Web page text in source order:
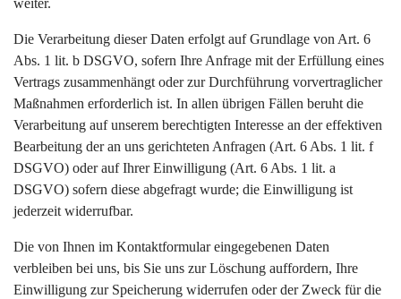
weiter.
Die Verarbeitung dieser Daten erfolgt auf Grundlage von Art. 6
Abs. 1 lit. b DSGVO, sofern Ihre Anfrage mit der Erfüllung eines
Vertrags zusammenhängt oder zur Durchführung vorvertraglicher
Maßnahmen erforderlich ist. In allen übrigen Fällen beruht die
Verarbeitung auf unserem berechtigten Interesse an der effektiven
Bearbeitung der an uns gerichteten Anfragen (Art. 6 Abs. 1 lit. f
DSGVO) oder auf Ihrer Einwilligung (Art. 6 Abs. 1 lit. a
DSGVO) sofern diese abgefragt wurde; die Einwilligung ist
jederzeit widerrufbar.
Die von Ihnen im Kontaktformular eingegebenen Daten
verbleiben bei uns, bis Sie uns zur Löschung auffordern, Ihre
Einwilligung zur Speicherung widerrufen oder der Zweck für die